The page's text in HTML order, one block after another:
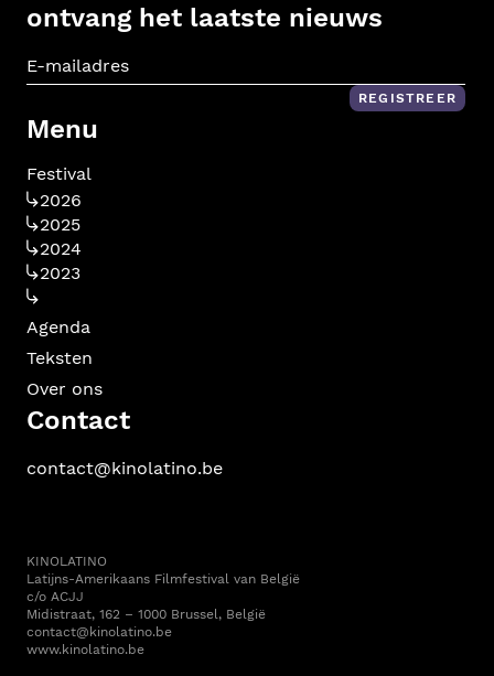
ontvang het laatste nieuws
REGISTREER
Menu
Festival
2026
2025
2024
2023
Agenda
Teksten
Over ons
Contact
contact@kinolatino.be
KINOLATINO
Latijns-Amerikaans Filmfestival van België
c/o ACJJ
Midistraat, 162 – 1000 Brussel, België
contact@kinolatino.be
www.kinolatino.be